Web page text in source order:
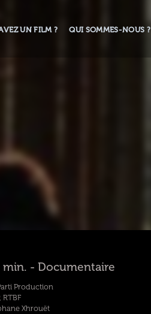
UN FILM ? QUI SOMMES-NOUS ?
min. - Documentaire
Production
RTBF
Xhrouët